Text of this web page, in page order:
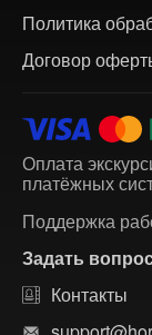
Политика
Договор
Оплата
платёжных
Поддержка
Задать
Контакты